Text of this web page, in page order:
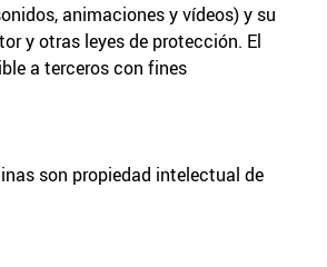
animaciones y vídeos) y su
y otras leyes de protección. El
a terceros con fines
son propiedad intelectual de